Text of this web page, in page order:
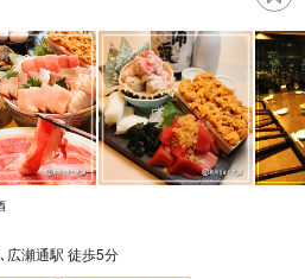
広瀬通駅 徒歩5分